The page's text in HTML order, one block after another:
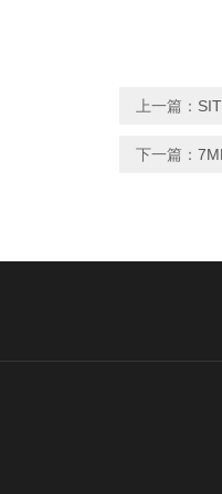
上一篇：
下一篇：